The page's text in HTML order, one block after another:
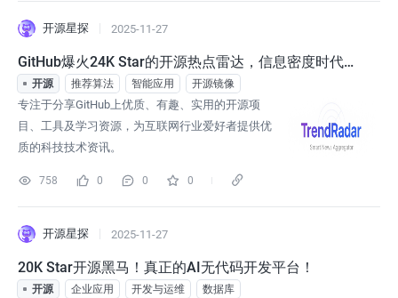
开源星探 2025-11-27
GitHub爆火24K Star的开源热点雷达，信息密度时代的
降噪神器！
开源 推荐算法 智能应用 开源镜像
专注于分享GitHub上优质、有趣、实用的开源项
目、工具及学习资源，为互联网行业爱好者提供优
质的科技技术资讯。
758 0 0 0
开源星探 2025-11-27
20K Star开源黑马！真正的AI无代码开发平台！
开源 企业应用 开发与运维 数据库